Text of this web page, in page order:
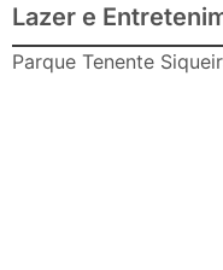
Lazer e
Parque Tenente